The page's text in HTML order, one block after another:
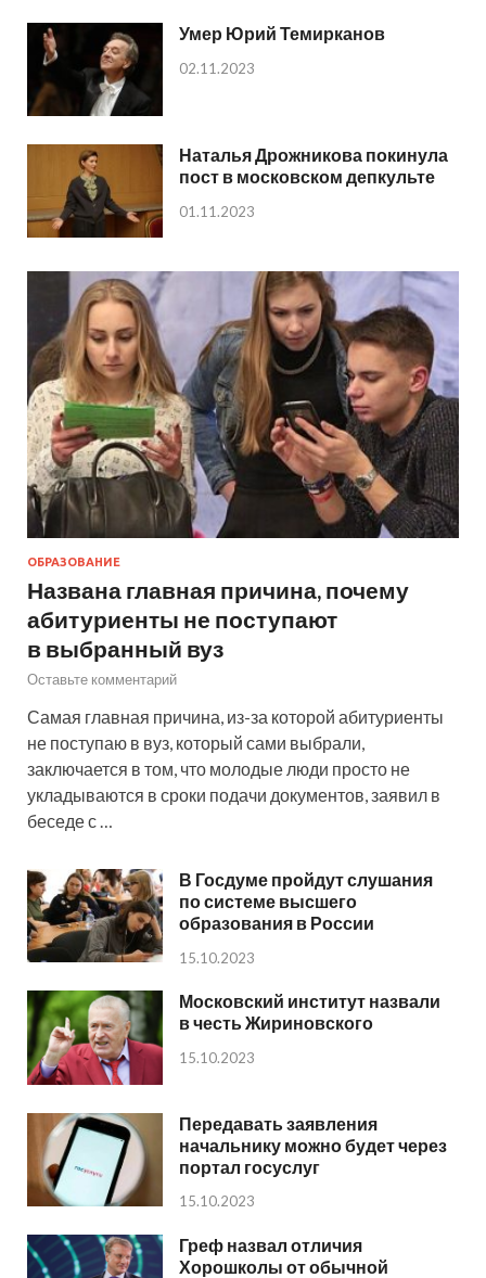
Умер Юрий Темирканов
02.11.2023
Наталья Дрожникова покинула
пост в московском депкульте
01.11.2023
ОБРАЗОВАНИЕ
Названа главная причина, почему
абитуриенты не поступают
в выбранный вуз
Оставьте комментарий
Самая главная причина, из-за которой абитуриенты
не поступаю в вуз, который сами выбрали,
заключается в том, что молодые люди просто не
укладываются в сроки подачи документов, заявил в
беседе с …
В Госдуме пройдут слушания
по системе высшего
образования в России
15.10.2023
Московский институт назвали
в честь Жириновского
15.10.2023
Передавать заявления
начальнику можно будет через
портал госуслуг
15.10.2023
Греф назвал отличия
Хорошколы от обычной